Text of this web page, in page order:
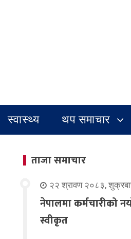
स्वास्थ्य थप समाचार
ताजा समाचार
२२ श्रावण २०८३,
नेपालमा कर्मचारीको
स्वीकृत